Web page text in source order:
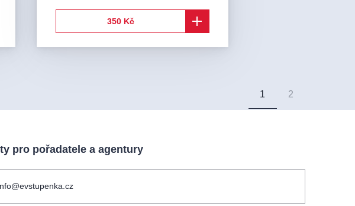
350 Kč
1 2
pro pořadatele a agentury